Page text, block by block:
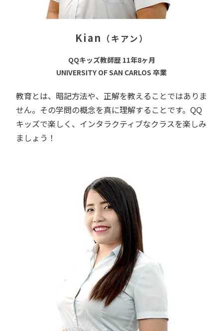
Kian （キアン）
QQキッズ教師歴 11年8ヶ月
UNIVERSITY OF SAN CARLOS 卒業
教育とは、暗記方法や、正解を教えることではありま
せん。その学問の概念を真に理解することです。QQ
キッズで楽しく、インタラクティブなクラスを楽しみ
ましょう！